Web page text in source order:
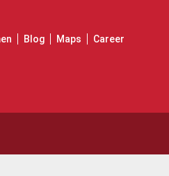
Blog Maps Career